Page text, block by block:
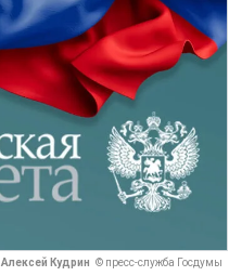
Алексей Кудрин © пресс-служба Госдумы